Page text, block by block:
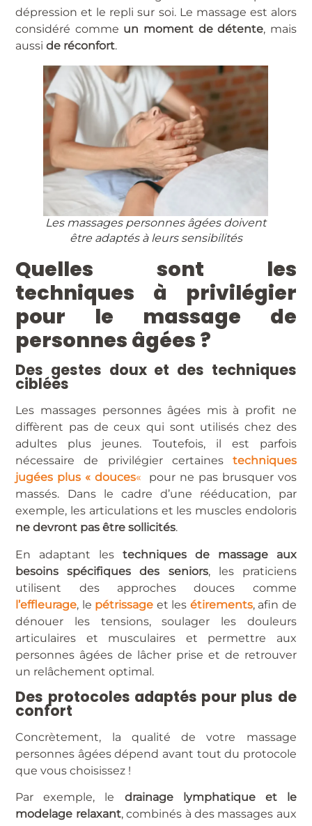
dépression et le repli sur soi. Le massage est alors
considéré comme un moment de détente, mais
ausside réconfort.
Les massages personnes âgées doivent
être adaptés à leurs sensibilités
Quelles sont les
techniques à privilégier
pour le massage de
personnes âgées ?
Des gestes doux et des techniques
ciblées
Les massages personnes âgées mis à profit ne
diffèrent pas de ceux qui sont utilisés chez des
adultes plus jeunes. Toutefois, il est parfois
nécessaire de privilégier certaines
techniques
jugées plus « douces«
pour ne pas brusquer vos
massés. Dans le cadre d’une rééducation, par
exemple, les articulations et les muscles endoloris
ne devront pas être sollicités.
En adaptant les techniques de massage aux
besoins spécifiques des seniors, les praticiens
utilisent des approches douces comme
l’effleurage, le pétrissage et les étirements, afin de
dénouer les tensions, soulager les douleurs
articulaires et musculaires et permettre aux
personnes âgées de lâcher prise et de retrouver
un relâchement optimal.
Des protocoles adaptés pour plus de
confort
Concrètement, la qualité de votre massage
personnes âgées dépend avant tout du protocole
que vous choisissez !
Par exemple, le drainage lymphatique et le
modelage relaxant, combinés à des massages aux